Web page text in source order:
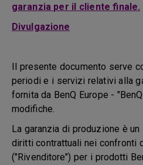
garanzia per il cliente finale.
Divulgazione
Il presente documento serve
periodi e i servizi relativi alla
fornita da BenQ Europe -
modifiche.
La garanzia di produzione è
diritti contrattuali nei confronti
("Rivenditore") per i prodotti